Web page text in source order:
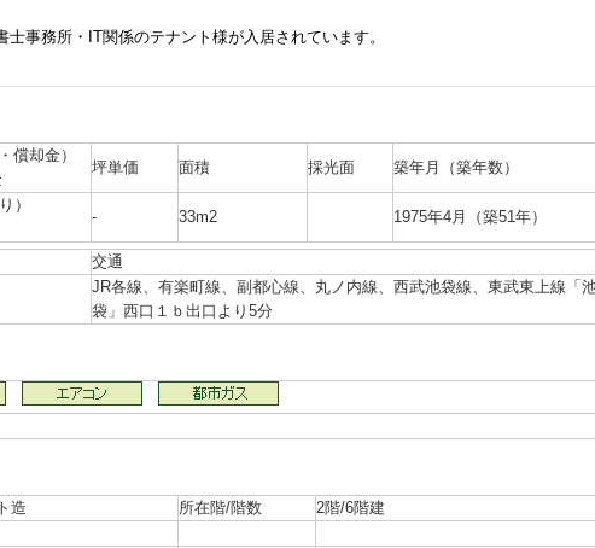
事務所・IT関係のテナント様が入居されています。
償却金）
坪単価 面積 採光面 築年月（築年数）
）
- 33m2 1975年4月（築51年）
交通
JR各線、有楽町線、副都心線、丸ノ内線、西武池袋線、東武東上線「
袋」西口１ｂ出口より5分
造 所在階/階数
2階/6階建